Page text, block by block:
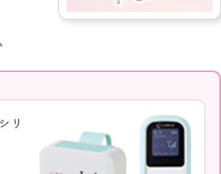
ーズ シンプルモデル
つながるモデル
ズ
無線コール
セントコール
ーズ
ズ
へ
リ